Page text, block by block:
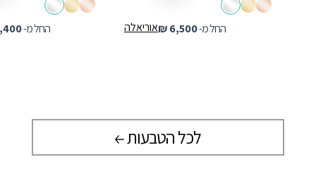
החל מ- אוריאלה החל מ- ₪6,500
לכל הטבעות